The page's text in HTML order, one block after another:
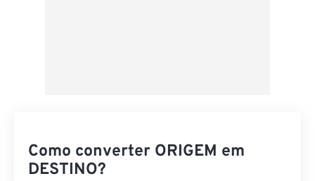
Como converter ORIGEM em
DESTINO?